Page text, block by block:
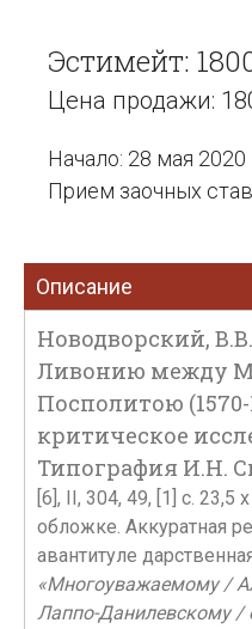
Эстимейт:
Цена продажи:
Начало: 28 мая 2020
Прием заочных
Описание
Новодворский,
Ливонию между
Посполитою
критическое
Типография И.Н.
[6], II, 304, 49, [1] с. 23,5
обложке. Аккуратная
авантитуле
«Многоуважаемому /
Лаппо-Данилевскому /